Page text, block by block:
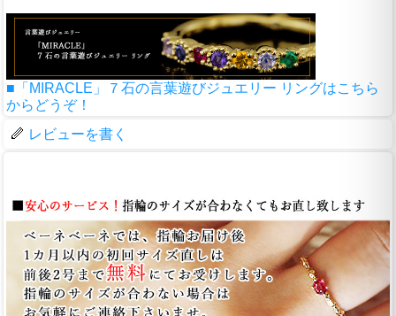
■「MIRACLE」７石の言葉遊びジュエリー リングはこちら
からどうぞ！
レビューを書く